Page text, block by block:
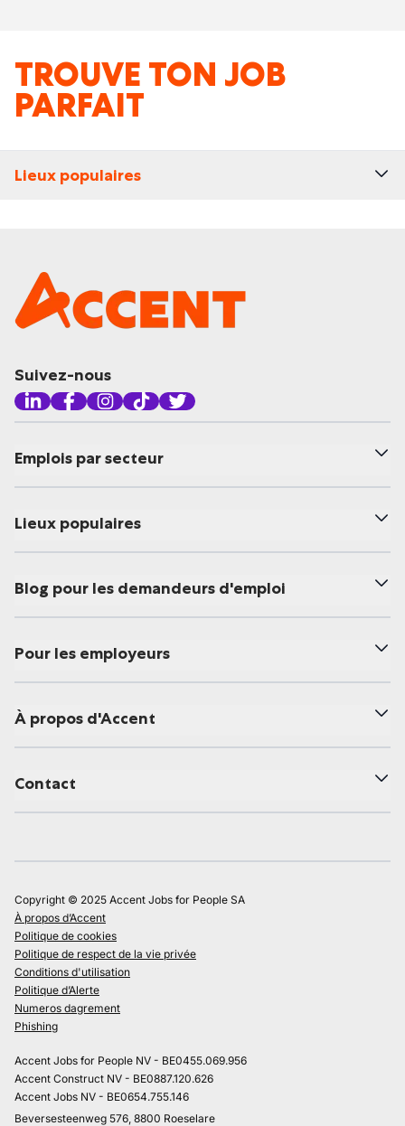
TROUVE TON JOB
PARFAIT
Lieux populaires
Suivez-nous
Emplois par secteur
Lieux populaires
Blog pour les demandeurs d'emploi
Pour les employeurs
À propos d'Accent
Contact
Copyright © 2025 Accent Jobs for People SA
À propos d’Accent
Politique de cookies
Politique de respect de la vie privée
Conditions d'utilisation
Politique d’Alerte
Numeros dagrement
Phishing
Accent Jobs for People NV - BE0455.069.956
Accent Construct NV - BE0887.120.626
Accent Jobs NV - BE0654.755.146
Beversesteenweg 576, 8800 Roeselare